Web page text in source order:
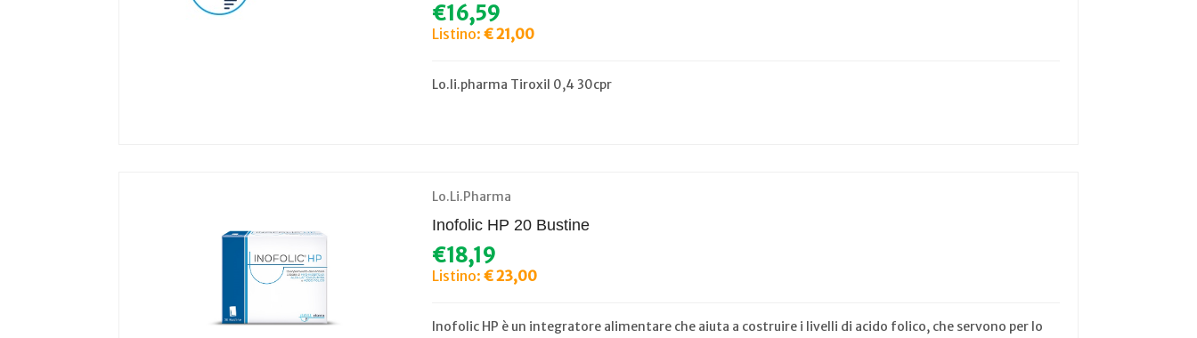
€16,59
Listino: € 21,00
Lo.li.pharma Tiroxil 0,4 30cpr
Lo.Li.Pharma
Inofolic HP 20 Bustine
€18,19
Listino: € 23,00
Inofolic HP è un integratore alimentare che aiuta a costruire i livelli di acido folico, che servono per lo